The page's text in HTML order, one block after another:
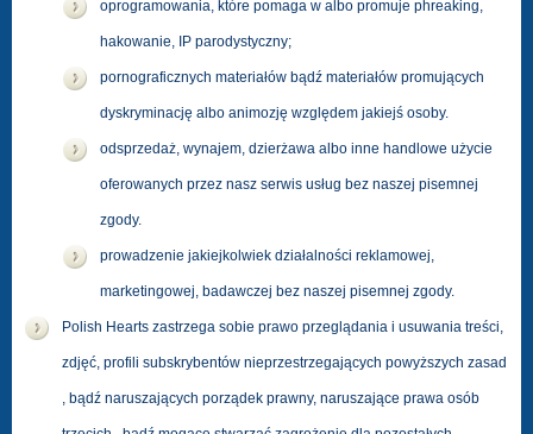
oprogramowania, które pomaga w albo promuje phreaking,
hakowanie, IP parodystyczny;
pornograficznych materiałów bądź materiałów promujących
dyskryminację albo animozję względem jakiejś osoby.
odsprzedaż, wynajem, dzierżawa albo inne handlowe użycie
oferowanych przez nasz serwis usług bez naszej pisemnej
zgody.
prowadzenie jakiejkolwiek działalności reklamowej,
marketingowej, badawczej bez naszej pisemnej zgody.
Polish Hearts zastrzega sobie prawo przeglądania i usuwania treści,
zdjęć, profili subskrybentów nieprzestrzegających powyższych zasad
, bądź naruszających porządek prawny, naruszające prawa osób